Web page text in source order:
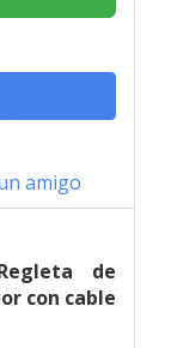
amigo
de
con cable